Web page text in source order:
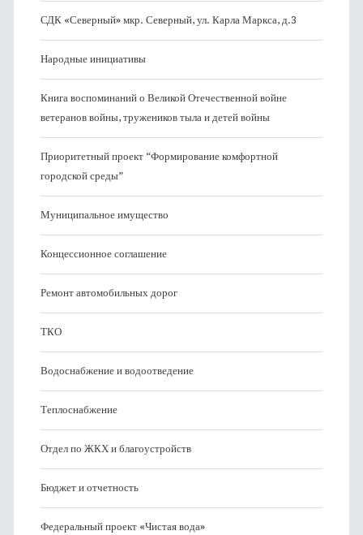
СДК «Северный» мкр. Северный, ул. Карла Маркса, д.3
Народные инициативы
Книга воспоминаний о Великой Отечественной войне
ветеранов войны, тружеников тыла и детей войны
Приоритетный проект “Формирование комфортной
городской среды”
Муниципальное имущество
Концессионное соглашение
Ремонт автомобильных дорог
ТКО
Водоснабжение и водоотведение
Теплоснабжение
Отдел по ЖКХ и благоустройств
Бюджет и отчетность
Федеральный проект «Чистая вода»